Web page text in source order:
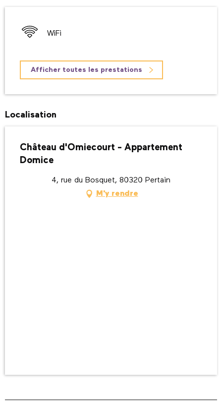
WiFi
Afficher toutes les prestations
Localisation
Château d'Omiecourt - Appartement
Domice
4, rue du Bosquet, 80320 Pertain
M'y rendre